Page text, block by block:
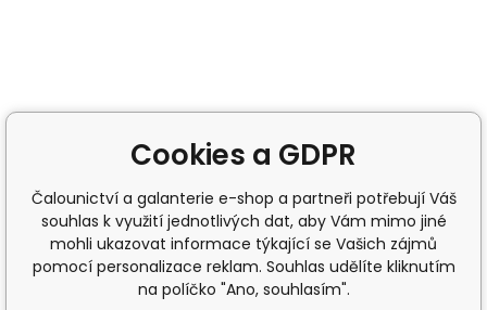
Cookies a GDPR
Čalounictví a galanterie e-shop a partneři potřebují Váš
souhlas k využití jednotlivých dat, aby Vám mimo jiné
mohli ukazovat informace týkající se Vašich zájmů
pomocí personalizace reklam. Souhlas udělíte kliknutím
na políčko "Ano, souhlasím".